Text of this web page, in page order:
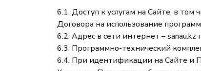
6.1. Доступ к услугам на Сайте, в
Договора на использование
6.2. Адрес в сети интернет –
6.3. Программно-технический
6.4. При идентификации на Сайте и